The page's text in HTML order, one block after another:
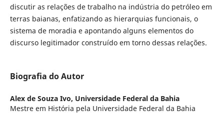
discutir as relações de trabalho na indústria do petróleo em
terras baianas, enfatizando as hierarquias funcionais, o
sistema de moradia e apontando alguns elementos do
discurso legitimador construído em torno dessas relações.
Biografia do Autor
Alex de Souza Ivo, Universidade Federal da Bahia
Mestre em História pela Universidade Federal da Bahia